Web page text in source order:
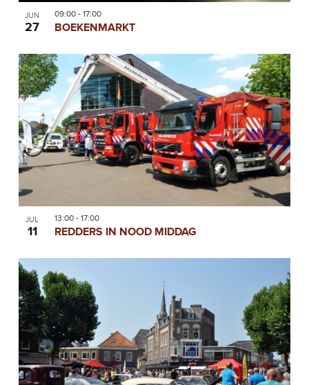
JUN
27
09:00 - 17:00
BOEKENMARKT
JUL
11
13:00 - 17:00
REDDERS IN NOOD MIDDAG